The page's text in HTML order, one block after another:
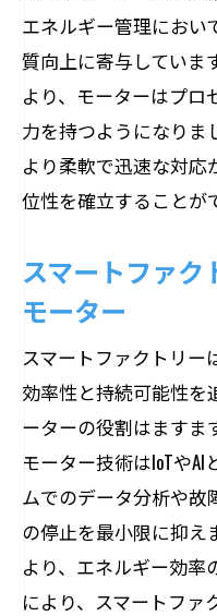
エネルギー管理におい
質向上に寄与していま
より、モーターはプロ
力を持つようになりま
より柔軟で迅速な対応
位性を確立することが
スマートファク
モーター
スマートファクトリー
効率性と持続可能性を
ーターの役割はますま
モーター技術はIoTや
ムでのデータ分析や故
の停止を最小限に抑え
より、エネルギー効率
により、スマートファ